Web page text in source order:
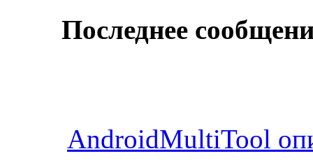
Последнее
AndroidMultiTool